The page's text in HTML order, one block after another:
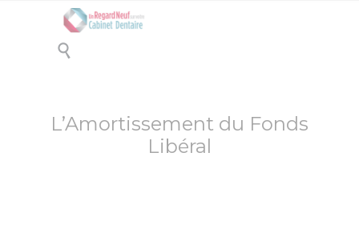

L’Amortissement du Fonds
Libéral